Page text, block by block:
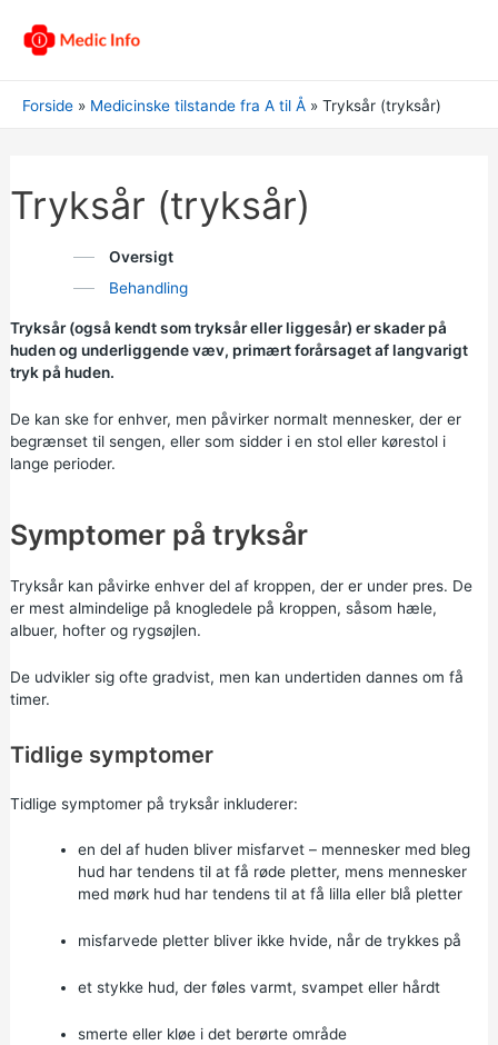
Forside Medicinske tilstande fra A til Å Tryksår (tryksår)
Tryksår (tryksår)
Oversigt
Behandling
Tryksår (også kendt som tryksår eller liggesår) er skader på
huden og underliggende væv, primært forårsaget af langvarigt
tryk på huden.
De kan ske for enhver, men påvirker normalt mennesker, der er
begrænset til sengen, eller som sidder i en stol eller kørestol i
lange perioder.
Symptomer på tryksår
Tryksår kan påvirke enhver del af kroppen, der er under pres. De
er mest almindelige på knogledele på kroppen, såsom hæle,
albuer, hofter og rygsøjlen.
De udvikler sig ofte gradvist, men kan undertiden dannes om få
timer.
Tidlige symptomer
Tidlige symptomer på tryksår inkluderer:
en del af huden bliver misfarvet – mennesker med bleg
hud har tendens til at få røde pletter, mens mennesker
med mørk hud har tendens til at få lilla eller blå pletter
misfarvede pletter bliver ikke hvide, når de trykkes på
et stykke hud, der føles varmt, svampet eller hårdt
smerte eller kløe i det berørte område